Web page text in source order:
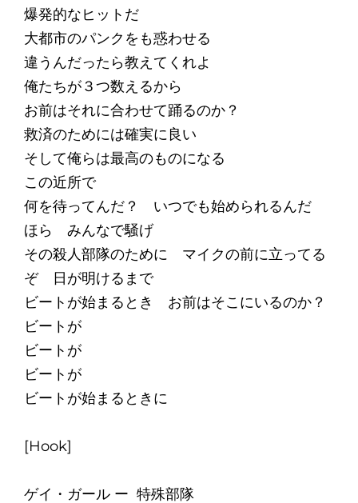
爆発的なヒットだ
大都市のパンクをも惑わせる
違うんだったら教えてくれよ
俺たちが３つ数えるから
お前はそれに合わせて踊るのか？
救済のためには確実に良い
そして俺らは最高のものになる
この近所で
何を待ってんだ？ いつでも始められるんだ
ほら みんなで騒げ
その殺人部隊のために マイクの前に立ってる
ぞ 日が明けるまで
ビートが始まるとき お前はそこにいるのか？
ビートが
ビートが
ビートが
ビートが始まるときに
[Hook]
ゲイ・ガール ー 特殊部隊